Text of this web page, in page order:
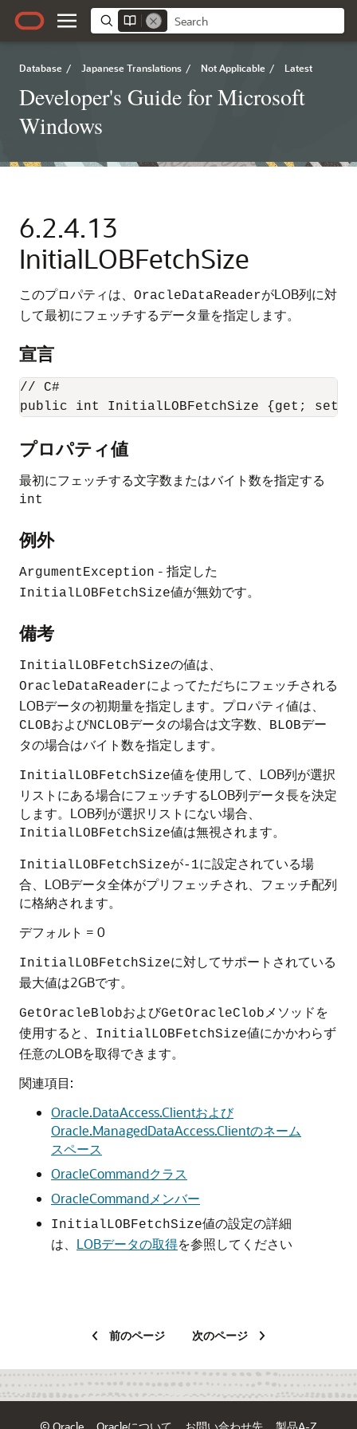
Database / Japanese Translations / Not Applicable / Latest
Developer's Guide for Microsoft
Windows
6.2.4.13
InitialLOBFetchSize
このプロパティは、 OracleDataReaderがLOB列に対
して最初にフェッチするデータ量を指定します。
宣言
// C#
public int InitialLOBFetchSize {get; set;}
プロパティ値
最初にフェッチする文字数またはバイト数を指定する
int
例外
ArgumentException - 指定した
InitialLOBFetchSize値が無効です。
備考
InitialLOBFetchSizeの値は、
OracleDataReaderによってただちにフェッチされる
LOBデータの初期量を指定します。プロパティ値は、
CLOBおよびNCLOBデータの場合は文字数、 BLOBデー
タの場合はバイト数を指定します。
InitialLOBFetchSize値を使用して、LOB列が選択
リストにある場合にフェッチするLOB列データ長を決定
します。LOB列が選択リストにない場合、
InitialLOBFetchSize値は無視されます。
InitialLOBFetchSizeが-1に設定されている場
合、LOBデータ全体がプリフェッチされ、フェッチ配列
に格納されます。
デフォルト = 0
InitialLOBFetchSizeに対してサポートされている
最大値は2GBです。
GetOracleBlobおよびGetOracleClob メソッドを
使用すると、
InitialLOBFetchSize値にかかわらず
任意のLOBを取得できます。
関連項目:
Oracle.DataAccess.Clientおよび
Oracle.ManagedDataAccess.Clientのネーム
スペース
OracleCommandクラス
OracleCommandメンバー
InitialLOBFetchSize値の設定の詳細
は、 LOBデータの取得を参照してください
前のページ 次のページ
© Oracle Oracleについて お問い合わせ先 製品A-Z